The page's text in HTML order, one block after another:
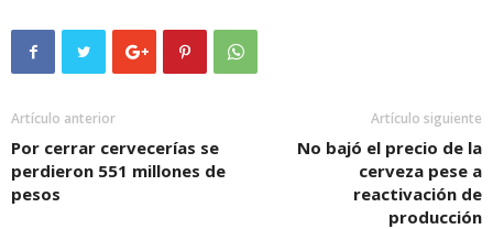
Artículo anterior
Por cerrar cervecerías se
perdieron 551 millones de
pesos
Artículo siguiente
No bajó el precio de la
cerveza pese a
reactivación de
producción